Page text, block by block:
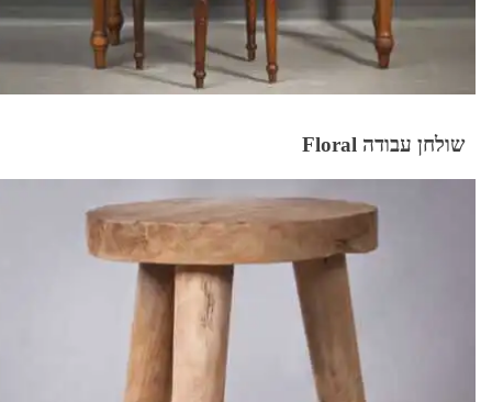
שולחן עבודה Floral